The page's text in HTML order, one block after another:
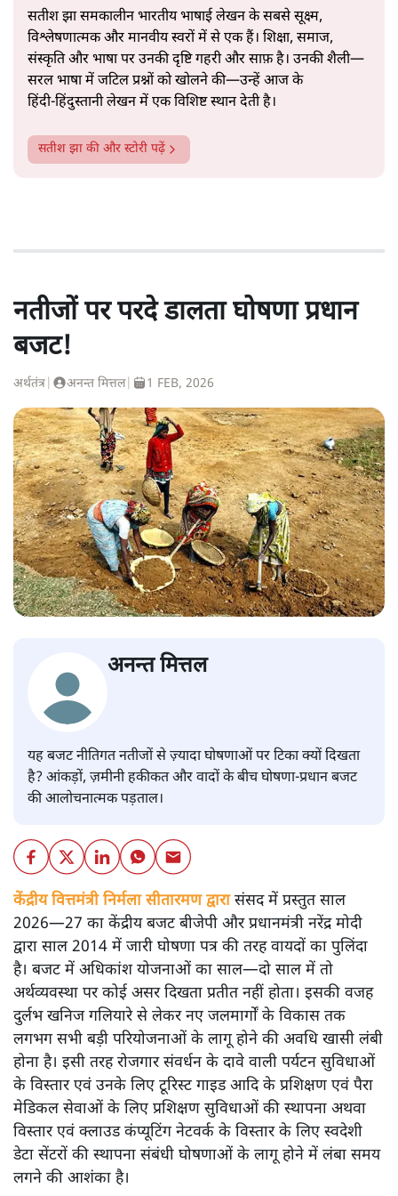
सतीश झा समकालीन भारतीय भाषाई लेखन के सबसे सूक्ष्म,
विश्लेषणात्मक और मानवीय स्वरों में से एक हैं। शिक्षा, समाज,
संस्कृति और भाषा पर उनकी दृष्टि गहरी और साफ़ है। उनकी शैली—
सरल भाषा में जटिल प्रश्नों को खोलने की—उन्हें आज के
हिंदी‑हिंदुस्तानी लेखन में एक विशिष्ट स्थान देती है।
सतीश झा की और स्टोरी पढ़ें
नतीजों पर परदे डालता घोषणा प्रधान
बजट!
अर्थतंत्र अनन्त मित्तल| 1 FEB, 2026
अनन्त मित्तल
यह बजट नीतिगत नतीजों से ज़्यादा घोषणाओं पर टिका क्यों दिखता
है? आंकड़ों, ज़मीनी हकीकत और वादों के बीच घोषणा-प्रधान बजट
की आलोचनात्मक पड़ताल।
केंद्रीय वित्तमंत्री निर्मला सीतारमण द्वारासंसद में प्रस्तुत साल
2026—27 का केंद्रीय बजट बीजेपी और प्रधानमंत्री नरेंद्र मोदी
द्वारा साल 2014 में जारी घोषणा पत्र की तरह वायदों का पुलिंदा
है। बजट में अधिकांश योजनाओं का साल—दो साल में तो
अर्थव्यवस्था पर कोई असर दिखता प्रतीत नहीं होता। इसकी वजह
दुर्लभ खनिज गलियारे से लेकर नए जलमार्गों के विकास तक
लगभग सभी बड़ी परियोजनाओं के लागू होने की अवधि खासी लंबी
होना है। इसी तरह रोजगार संवर्धन के दावे वाली पर्यटन सुविधाओं
के विस्तार एवं उनके लिए टूरिस्ट गाइड आदि के प्रशिक्षण एवं पैरा
मेडिकल सेवाओं के लिए प्रशिक्षण सुविधाओं की स्थापना अथवा
विस्तार एवं क्लाउड कंप्यूटिंग नेटवर्क के विस्तार के लिए स्वदेशी
डेटा सेंटरों की स्थापना संबंधी घोषणाओं के लागू होने में लंबा समय
लगने की आशंका है।